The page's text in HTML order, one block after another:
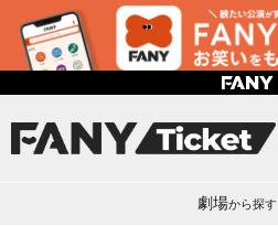
劇場から探す